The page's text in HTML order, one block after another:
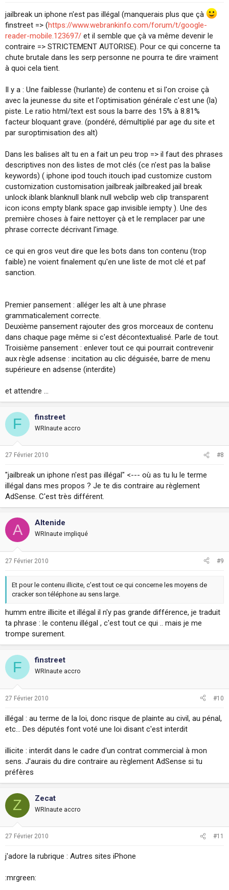
jailbreak un iphone n'est pas illégal (manquerais plus que çà
finstreet => (https://www.webrankinfo.com/forum/t/google-
reader-mobile.123697/ et il semble que çà va même devenir le
contraire => STRICTEMENT AUTORISE). Pour ce qui concerne ta
chute brutale dans les serp personne ne pourra te dire vraiment
à quoi cela tient.
Il y a : Une faiblesse (hurlante) de contenu et si l'on croise çà
avec la jeunesse du site et l'optimisation générale c'est une (la)
piste. Le ratio html/text est sous la barre des 15% à 8.81%
facteur bloquant grave. (pondéré, démultiplié par age du site et
par suroptimisation des alt)
Dans les balises alt tu en a fait un peu trop => il faut des phrases
descriptives non des listes de mot clés (ce n'est pas la balise
keywords) ( iphone ipod touch itouch ipad customize custom
customization customisation jailbreak jailbreaked jail break
unlock iblank blanknull blank null webclip web clip transparent
icon icons empty blank space gap invisible iempty ). Une des
première choses à faire nettoyer çà et le remplacer par une
phrase correcte décrivant l'image.
ce qui en gros veut dire que les bots dans ton contenu (trop
faible) ne voient finalement qu'en une liste de mot clé et paf
sanction.
Premier pansement : alléger les alt à une phrase
grammaticalement correcte.
Deuxième pansement rajouter des gros morceaux de contenu
dans chaque page même si c'est décontextualisé. Parle de tout.
Troisième pansement : enlever tout ce qui pourrait contrevenir
aux règle adsense : incitation au clic déguisée, barre de menu
supérieure en adsense (interdite)
et attendre ...
F finstreet
WRInaute accro
27 Février 2010 #8
"jailbreak un iphone n'est pas illégal" <--- où as tu lu le terme
illégal dans mes propos ? Je te dis contraire au règlement
AdSense. C'est très différent.
A Altenide
WRInaute impliqué
27 Février 2010 #9
Et pour le contenu illicite, c'est tout ce qui concerne les moyens de
cracker son téléphone au sens large.
humm entre illicite et illégal il n'y pas grande différence, je traduit
ta phrase : le contenu illégal , c'est tout ce qui .. mais je me
trompe surement.
F finstreet
WRInaute accro
27 Février 2010 #10
illégal : au terme de la loi, donc risque de plainte au civil, au pénal,
etc... Des députés font voté une loi disant c'est interdit
illicite : interdit dans le cadre d'un contrat commercial à mon
sens. J'aurais du dire contraire au règlement AdSense si tu
préfères
Z Zecat
WRInaute accro
27 Février 2010 #11
j'adore la rubrique : Autres sites iPhone
:mrgreen: